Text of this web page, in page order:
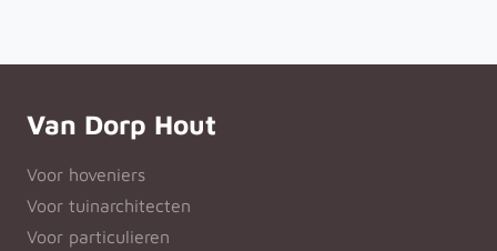
Van Dorp Hout
Voor hoveniers
Voor tuinarchitecten
Voor particulieren